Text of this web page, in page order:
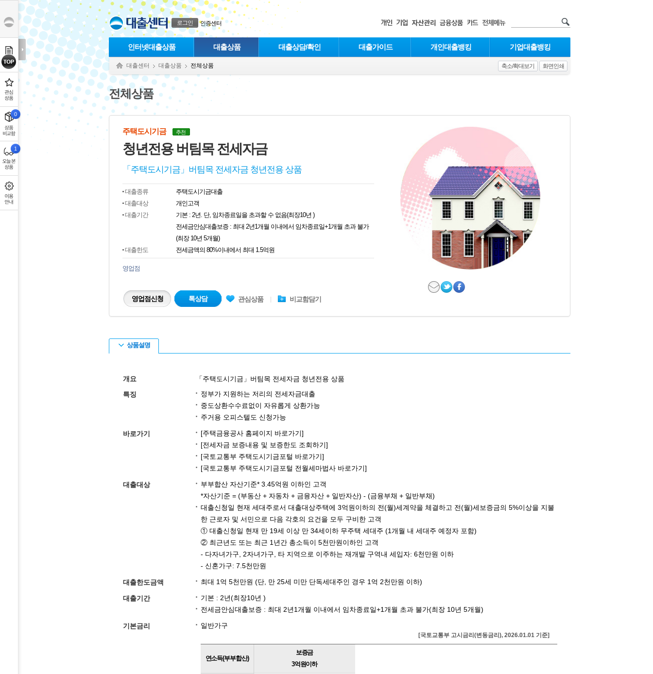
본문으로 바로가기
푸터 바로가기
로그인 인증센터
인터넷대출상품 대출상품 대출상담/확인 대출가이드 개인대출뱅킹 기업대출뱅킹
대출센터 대출상품 전체상품 축소/확대보기 화면인쇄
전체상품
청년전용 버팀목 전세자금
주택도시기금 추천
「주택도시기금」버팀목 전세자금 청년전용 상품
대출종류
주택도시기금대출
대출대상
개인고객
대출기간
기본 : 2년. 단, 임차종료일을 초과할 수 없음(최장10년 )
전세금안심대출보증 : 최대 2년1개월 이내에서 임차종료일+1개월 초과 불가
(최장 10년 5개월)
대출한도
전세금액의 80%이내에서 최대 1.5억원
영업점
영업점신청 톡상담 관심상품 비교함담기
상품설명
개요
「주택도시기금」버팀목 전세자금 청년전용 상품
특징
정부가 지원하는 저리의 전세자금대출
중도상환수수료없이 자유롭게 상환가능
주거용 오피스텔도 신청가능
바로가기
[주택금융공사 홈페이지 바로가기]
[전세자금 보증내용 및 보증한도 조회하기]
[국토교통부 주택도시기금포털 바로가기]
[국토교통부 주택도시기금포털 전월세마법사 바로가기]
대출대상
부부합산 자산기준* 3.45억원 이하인 고객
*자산기준 = (부동산 + 자동차 + 금융자산 + 일반자산) - (금융부채 + 일반부채)
대출신청일 현재 세대주로서 대출대상주택에 3억원이하의 전(월)세계약을 체결하고 전(월)세보증금의 5%이상을 지불
한 근로자 및 서민으로 다음 각호의 요건을 모두 구비한 고객
① 대출신청일 현재 만 19세 이상 만 34세이하 무주택 세대주 (1개월 내 세대주 예정자 포함)
② 최근년도 또는 최근 1년간 총소득이 5천만원이하인 고객
- 다자녀가구, 2자녀가구, 타 지역으로 이주하는 재개발 구역내 세입자: 6천만원 이하
- 신혼가구: 7.5천만원
대출한도금액 최대 1억 5천만원 (단, 만 25세 미만 단독세대주인 경우 1억 2천만원 이하)
대출기간
기본 : 2년(최장10년 )
전세금안심대출보증 : 최대 2년1개월 이내에서 임차종료일+1개월 초과 불가(최장 10년 5개월)
기본금리 일반가구
[국토교통부 고시금리(변동금리), 2026.01.01 기준]
연소득(부부합산)
보증금
3억원이하
0
1